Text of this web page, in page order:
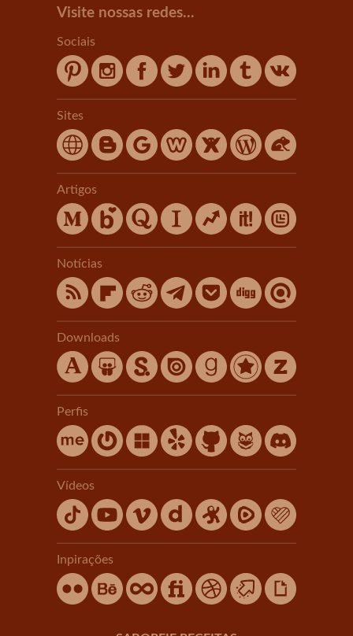
Visite nossas redes...
Sociais
Sites
Artigos
Notícias
Downloads
Perfis
Vídeos
Inpirações